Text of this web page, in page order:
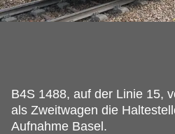
B4S 1488, auf der Linie 15,
als Zweitwagen die
Aufnahme Basel.